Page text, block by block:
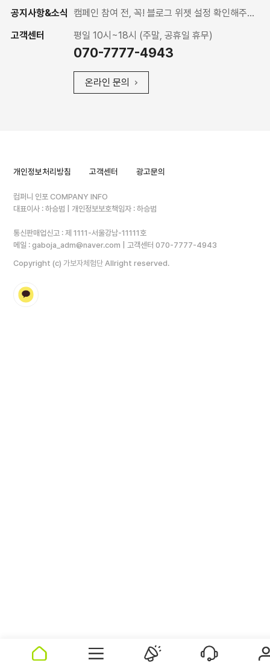
공지사항&소식
캠페인 참여 전, 꼭! 블로그 위젯 설정 확인해주세요
고객센터
평일 10시~18시 (주말, 공휴일 휴무)
070-7777-4943
온라인 문의
개인정보처리방침 고객센터 광고문의
컴퍼니 인포 COMPANY INFO
대표이사 : 하승범 | 개인정보보호책임자 : 하승범
통신판매업신고 : 제 1111-서울강남-11111호
메일 :gaboja_adm@naver.com | 고객센터070-7777-4943
Copyright (c) 가보자체험단 Allright reserved.
kakao